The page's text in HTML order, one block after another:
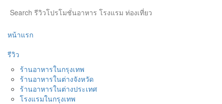
หน้าแรก
รีวิว
ร้านอาหารในกรุงเทพ
ร้านอาหารในต่างจังหวัด
ร้านอาหารในต่างประเทศ
โรงแรมในกรุงเทพ